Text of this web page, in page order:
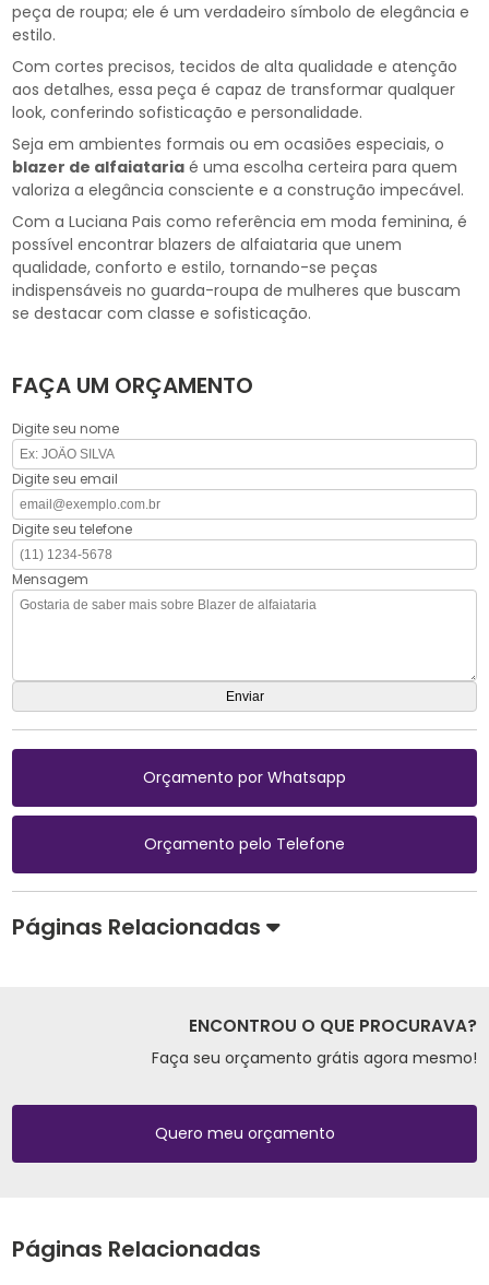
peça de roupa; ele é um verdadeiro símbolo de elegância e
estilo.
Com cortes precisos, tecidos de alta qualidade e atenção
aos detalhes, essa peça é capaz de transformar qualquer
look, conferindo sofisticação e personalidade.
Seja em ambientes formais ou em ocasiões especiais, o
blazer de alfaiataria é uma escolha certeira para quem
valoriza a elegância consciente e a construção impecável.
Com a Luciana Pais como referência em moda feminina, é
possível encontrar blazers de alfaiataria que unem
qualidade, conforto e estilo, tornando-se peças
indispensáveis no guarda-roupa de mulheres que buscam
se destacar com classe e sofisticação.
FAÇA UM ORÇAMENTO
Digite seu nome
Digite seu email
Digite seu telefone
Mensagem
Orçamento por Whatsapp
Orçamento pelo Telefone
Páginas Relacionadas
ENCONTROU O QUE PROCURAVA?
Faça seu orçamento grátis agora mesmo!
Quero meu orçamento
Páginas Relacionadas